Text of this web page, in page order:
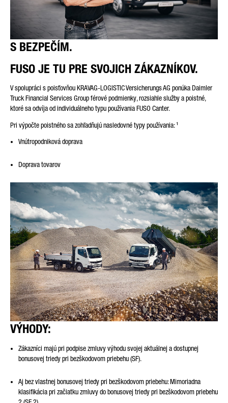
VAŠA SPRÁVA (VOLITEĽNE)
* Pole je povinné
zákonných ustanovení o ochrane údajov podľa vášho súhlasu
spracovaní vašich osobných údajov spoločnosťou Daimler
Friendly Captcha
S BEZPEČÍM.
FUSO JE TU PRE SVOJICH ZÁKAZNÍKOV.
V spolupráci s poisťovňou KRAVAG-LOGISTIC Versicherungs AG ponúka Daimler
Truck Financial Services Group férové podmienky, rozsiahle služby a poistné,
ktoré sa odvíja od individuálneho typu používania FUSO Canter.
Pri výpočte poistného sa zohľadňujú nasledovné typy používania: ¹
Vnútropodniková doprava
Doprava tovarov
VÝHODY:
Zákazníci majú pri podpise zmluvy výhodu svojej aktuálnej a dostupnej
bonusovej triedy pri bezškodovom priebehu (SF).
Aj bez vlastnej bonusovej triedy pri bezškodovom priebehu: Mimoriadna
klasifikácia pri začiatku zmluvy do bonusovej triedy pri bezškodovom priebehu